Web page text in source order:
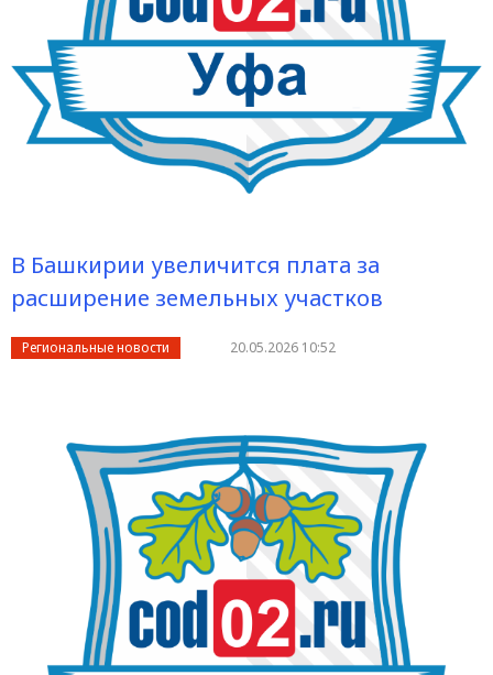
В Башкирии увеличится плата за
расширение земельных участков
Региональные новости 20.05.2026 10:52